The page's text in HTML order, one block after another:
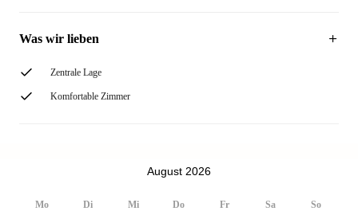
Was wir lieben
Zentrale Lage
Komfortable Zimmer
August 2026
Mo Di Mi Do Fr Sa So